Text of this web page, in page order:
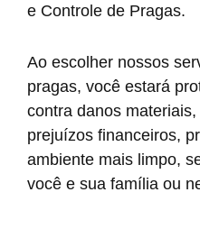
e Controle de Pragas.
Ao escolher nossos
pragas, você estará
contra danos
prejuízos financeiros,
ambiente mais limpo,
você e sua família ou